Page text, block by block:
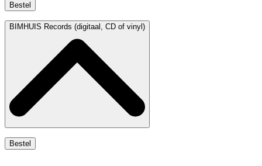
Bestel
BIMHUIS Records (digitaal, CD of vinyl)
Bestel